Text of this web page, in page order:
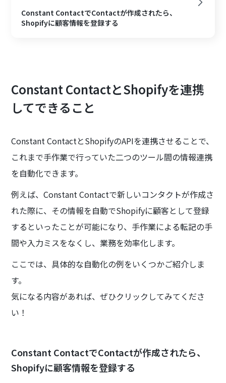
Constant ContactでContactが作成されたら、
Shopifyに顧客情報を登録する
Constant ContactとShopifyを連携
してできること
Constant ContactとShopifyのAPIを連携させることで、
これまで手作業で行っていた二つのツール間の情報連携
を自動化できます。
例えば、Constant Contactで新しいコンタクトが作成さ
れた際に、その情報を自動でShopifyに顧客として登録
するといったことが可能になり、手作業による転記の手
間や入力ミスをなくし、業務を効率化します。
ここでは、具体的な自動化の例をいくつかご紹介しま
す。
気になる内容があれば、ぜひクリックしてみてくださ
い！
Constant ContactでContactが作成されたら、
Shopifyに顧客情報を登録する